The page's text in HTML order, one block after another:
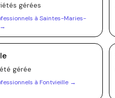
s gérées
à Saintes-Maries-
gérée
à Fontvieille→